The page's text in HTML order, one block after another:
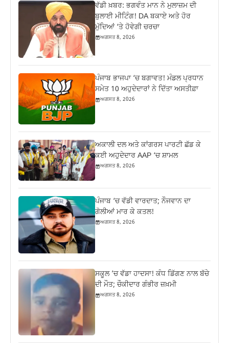
ਵੱਡੀ ਖ਼ਬਰ: ਭਗਵੰਤ ਮਾਨ ਨੇ ਮੁਲਾਜ਼ਮ ਦੀ
ਬੁਲਾਈ ਮੀਟਿੰਗ! DA ਬਕਾਏ ਅਤੇ ਹੋਰ
ਮੁੱਦਿਆਂ ‘ਤੇ ਹੋਵੇਗੀ ਚਰਚਾ
ਅਗਸਤ 8, 2026
ਪੰਜਾਬ ਭਾਜਪਾ ‘ਚ ਬਗਾਵਤ! ਮੰਡਲ ਪ੍ਰਧਾਨ
ਸਮੇਤ 10 ਅਹੁਦੇਦਾਰਾਂ ਨੇ ਦਿੱਤਾ ਅਸਤੀਫ਼ਾ
ਅਗਸਤ 8, 2026
ਅਕਾਲੀ ਦਲ ਅਤੇ ਕਾਂਗਰਸ ਪਾਰਟੀ ਛੱਡ ਕੇ
ਕਈ ਅਹੁਦੇਦਾਰ AAP ‘ਚ ਸ਼ਾਮਲ
ਅਗਸਤ 8, 2026
ਪੰਜਾਬ ‘ਚ ਵੱਡੀ ਵਾਰਦਾਤ; ਨੌਜਵਾਨ ਦਾ
ਗੋਲੀਆਂ ਮਾਰ ਕੇ ਕਤਲ!
ਅਗਸਤ 8, 2026
ਸਕੂਲ ’ਚ ਵੱਡਾ ਹਾਦਸਾ! ਕੰਧ ਡਿੱਗਣ ਨਾਲ ਬੱਚੇ
ਦੀ ਮੌਤ; ਚੌਕੀਦਾਰ ਗੰਭੀਰ ਜ਼ਖ਼ਮੀ
ਅਗਸਤ 8, 2026